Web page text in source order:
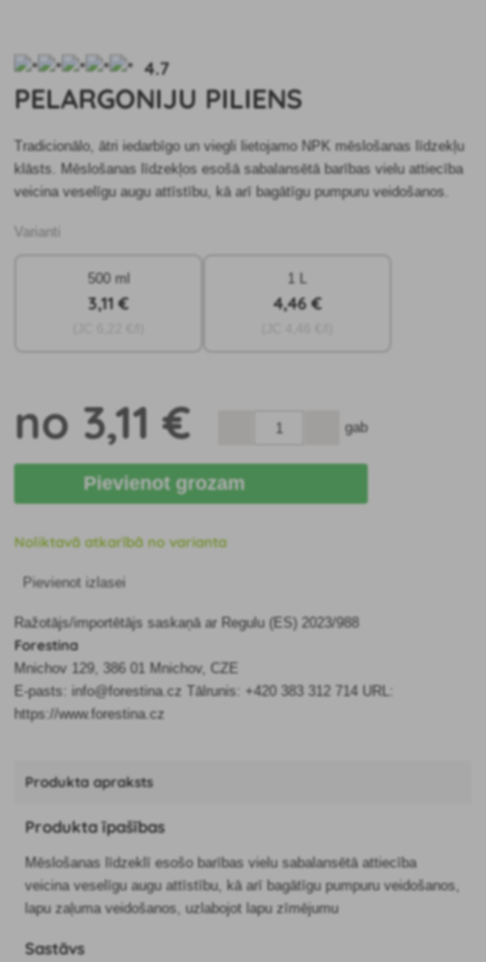
4.7
PELARGONIJU PILIENS
Tradicionālo, ātri iedarbīgo un viegli lietojamo NPK mēslošanas līdzekļu
klāsts. Mēslošanas līdzekļos esošā sabalansētā barības vielu attiecība
veicina veselīgu augu attīstību, kā arī bagātīgu pumpuru veidošanos.
Varianti
500 ml
3,11 €
1 L
4,46 €
no 3,11 € gab
Pievienot grozam
Noliktavā atkarībā no varianta
Pievienot izlasei
Ražotājs/importētājs saskaņā ar Regulu (ES) 2023/988
Forestina
Mnichov 129, 386 01 Mnichov, CZE
E-pasts: info@forestina.cz Tālrunis: +420 383 312 714 URL:
https://www.forestina.cz
Produkta apraksts
Produkta īpašības
Mēslošanas līdzeklī esošo barības vielu sabalansētā attiecība
veicina veselīgu augu attīstību, kā arī bagātīgu pumpuru veidošanos,
lapu zaļuma veidošanos, uzlabojot lapu zīmējumu
Sastāvs